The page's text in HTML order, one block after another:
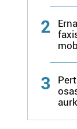
2
3